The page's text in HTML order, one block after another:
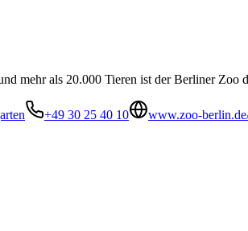
mehr als 20.000 Tieren ist der Berliner
+49 30 25 40 10
www.zoo-